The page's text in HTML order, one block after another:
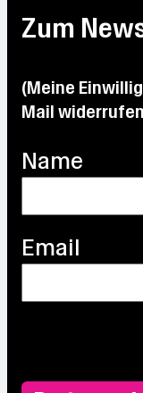
°C
Zum
(Meine
Mail
Name
Email